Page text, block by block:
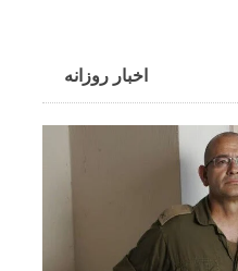
اخبار روزانه